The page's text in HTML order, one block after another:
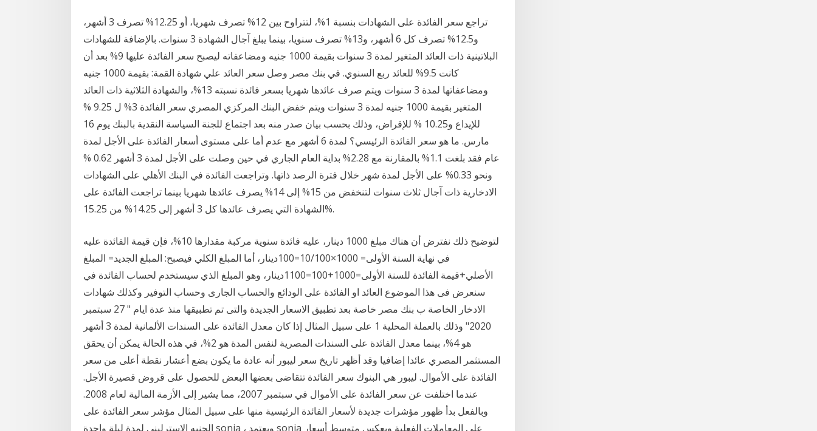
تراجع سعر الفائدة على الشهادات بنسبة 1%، لتتراوح بين 12% تصرف شهريا، أو 12.25% تصرف 3 أشهر،
و12.5% تصرف كل 6 أشهر، و13% تصرف سنويا، بينما يبلغ آجال الشهادة 3 سنوات. بالإضافة للشهادات
البلاتينية ذات العائد المتغير لمدة 3 سنوات بقيمة 1000 جنيه ومضاعفاته ليصبح سعر الفائدة عليها 9% بعد أن
كانت 9.5% للعائد ربع السنوي. في بنك مصر وصل سعر العائد علي شهادة القمة: بقيمة 1000 جنيه
ومضاعفاتها لمدة 3 سنوات ويتم صرف عائدها شهريا بسعر فائدة نسبته 13%، والشهادة الثلاثية ذات العائد
المتغير بقيمة 1000 جنيه لمدة 3 سنوات ويتم خفض البنك المركزي المصري سعر الفائدة 3% ل 9.25 %
للإيداع و10.25 % للإقراض، وذلك بحسب بيان صدر منه بعد اجتماع للجنة السياسة النقدية بالبنك يوم 16
مارس. ما هو سعر الفائدة الرئيسي؟ لمدة 6 أشهر مع عدم أما على مستوى أسعار الفائدة على الأجل لمدة
عام فقد بلغت 1.1% بالمقارنة مع 2.28% بداية العام الجاري في حين وصلت على الأجل لمدة 3 أشهر 0.62 %
ونحو 0.33% على الأجل لمدة شهر خلال فترة الرصد ذاتها. وتراجعت الفائدة في البنك الأهلي على الشهادات
الادخارية ذات آجال ثلاث سنوات لتنخفض من 15% إلى 14% يصرف عائدها شهريا بينما تراجعت الفائدة على
الشهادة التي يصرف عائدها كل 3 أشهر إلى 14.25% من 15.25%.
لتوضيح ذلك نفترض أن هناك مبلغ 1000 دينار، عليه فائدة سنوية مركبة مقدارها 10%، فإن قيمة الفائدة عليه
في نهاية السنة الأولى= 1000×10/100=100دينار، أما المبلغ الكلي فيصبح: المبلغ الجديد= المبلغ
الأصلي+قيمة الفائدة للسنة الأولى=1000+100=1100دينار، وهو المبلغ الذي سيستخدم لحساب الفائدة في
سنعرض فى هذا الموضوع العائد او الفائدة على الودائع والحساب الجارى وحساب التوفير وكذلك شهادات
الادخار الخاصة ب بنك مصر خاصة بعد تطبيق الاسعار الجديدة والتى تم تطبيقها منذ عدة ايام " 27 سبتمبر
2020" وذلك بالعملة المحلية 1 على سبيل المثال إذا كان معدل الفائدة على السندات الألمانية لمدة 3 أشهر
هو 4%، بينما معدل الفائدة على السندات المصرية لنفس المدة هو 2%، في هذه الحالة يمكن أن يحقق
المستثمر المصري عائدا إضافيا وقد أظهر تاريخ سعر ليبور أنه عادة ما يكون بضع أعشار نقطة أعلى من سعر
الفائدة على الأموال. ليبور هي البنوك سعر الفائدة تتقاضى بعضها البعض للحصول على قروض قصيرة الأجل.
عندما اختلفت عن سعر الفائدة على الأموال في سبتمبر 2007، مما يشير إلى الأزمة المالية لعام 2008.
وبالفعل بدأ ظهور مؤشرات جديدة لأسعار الفائدة الرئيسية منها على سبيل المثال مؤشر سعر الفائدة على
الجنيه الإسترلينى لمدة ليلة واحدة sonia ، ويعتمد sonia على المعاملات الفعلية ويعكس متوسط أسعار